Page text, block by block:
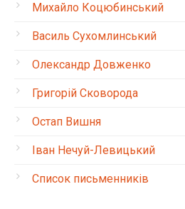
Михайло Коцюбинський
Василь Сухомлинський
Олександр Довженко
Григорій Сковорода
Остап Вишня
Іван Нечуй-Левицький
Список письменників